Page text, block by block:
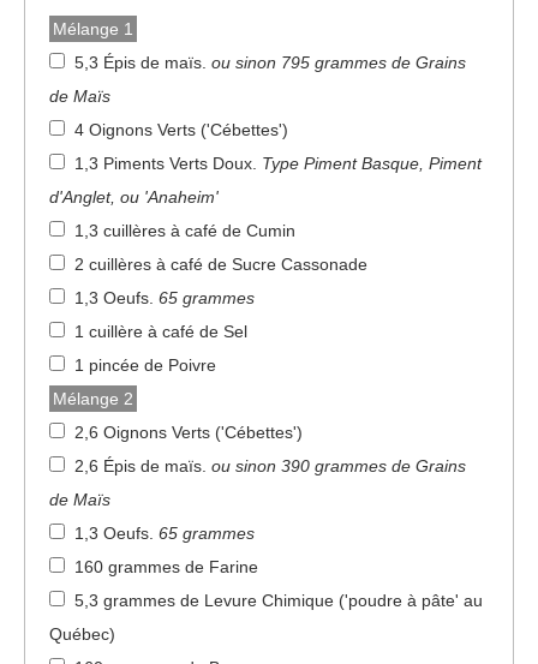
Mélange 1
5,3 Épis de maïs. ou sinon 795 grammes de Grains
de Maïs
4 Oignons Verts ('Cébettes')
1,3 Piments Verts Doux. Type Piment Basque, Piment
d'Anglet, ou 'Anaheim'
1,3 cuillères à café de Cumin
2 cuillères à café de Sucre Cassonade
1,3 Oeufs. 65 grammes
1 cuillère à café de Sel
1 pincée de Poivre
Mélange 2
2,6 Oignons Verts ('Cébettes')
2,6 Épis de maïs. ou sinon 390 grammes de Grains
de Maïs
1,3 Oeufs. 65 grammes
160 grammes de Farine
5,3 grammes de Levure Chimique ('poudre à pâte' au
Québec)